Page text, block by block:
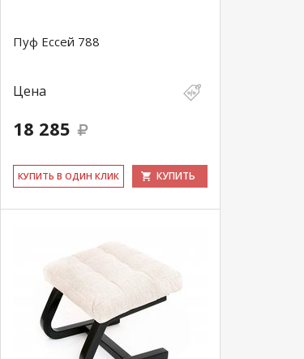
Пуф Ессей 788
Цена
18 285
КУ­ПИТЬ В ОДИН КЛИК КУПИТЬ